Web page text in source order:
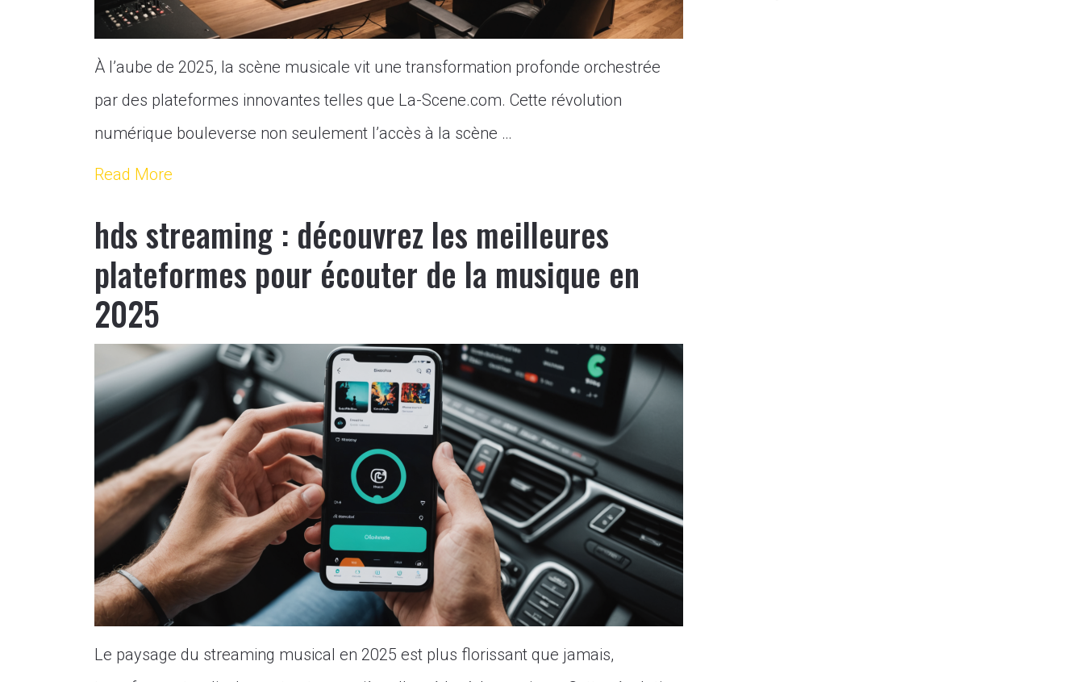
À l’aube de 2025, la scène musicale vit une transformation profonde orchestrée
par des plateformes innovantes telles que La-Scene.com. Cette révolution
numérique bouleverse non seulement l’accès à la scène …
Read More
hds streaming : découvrez les meilleures
plateformes pour écouter de la musique en
2025
Le paysage du streaming musical en 2025 est plus florissant que jamais,